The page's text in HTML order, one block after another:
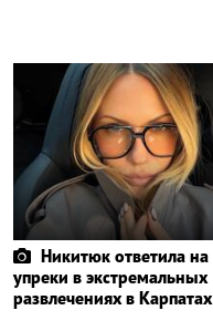
Никитюк ответила на
упреки в экстремальных
развлечениях в Карпатах